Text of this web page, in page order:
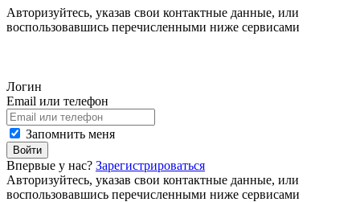
Авторизуйтесь, указав свои контактные данные, или
воспользовавшись перечисленными ниже сервисами
Логин
Email или телефон
Запомнить меня
Войти
Впервые у нас? Зарегистрироваться
Авторизуйтесь, указав свои контактные данные, или
воспользовавшись перечисленными ниже сервисами